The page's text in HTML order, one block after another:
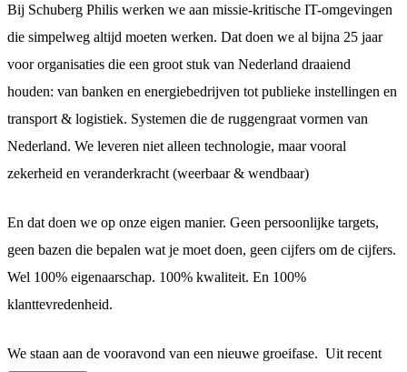
Bij Schuberg Philis werken we aan missie-kritische IT-omgevingen
die simpelweg altijd moeten werken. Dat doen we al bijna 25 jaar
voor organisaties die een groot stuk van Nederland draaiend
houden: van banken en energiebedrijven tot publieke instellingen en
transport & logistiek. Systemen die de ruggengraat vormen van
Nederland. We leveren niet alleen technologie, maar vooral
zekerheid en veranderkracht (weerbaar & wendbaar)
En dat doen we op onze eigen manier. Geen persoonlijke targets,
geen bazen die bepalen wat je moet doen, geen cijfers om de cijfers.
Wel 100% eigenaarschap. 100% kwaliteit. En 100%
klanttevredenheid.
We staan aan de vooravond van een nieuwe groeifase. Uit recent